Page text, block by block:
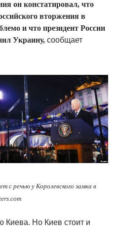
он констатировал, что
вторжения в
и что президент России
Украину, сообщает
с речью у Королевского замка в
Киева. Но Киев стоит и